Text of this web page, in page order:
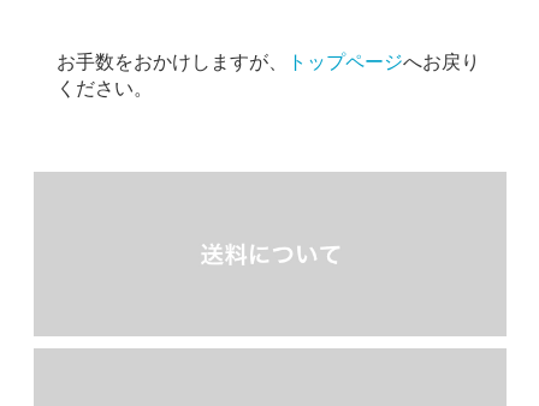
お手数をおかけしますが、 トップページへお戻り
ください。